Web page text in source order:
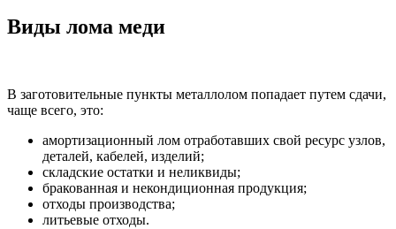
Виды лома меди
В заготовительные пункты металлолом попадает путем сдачи,
чаще всего, это:
амортизационный лом отработавших свой ресурс узлов,
деталей, кабелей, изделий;
складские остатки и неликвиды;
бракованная и некондиционная продукция;
отходы производства;
литьевые отходы.